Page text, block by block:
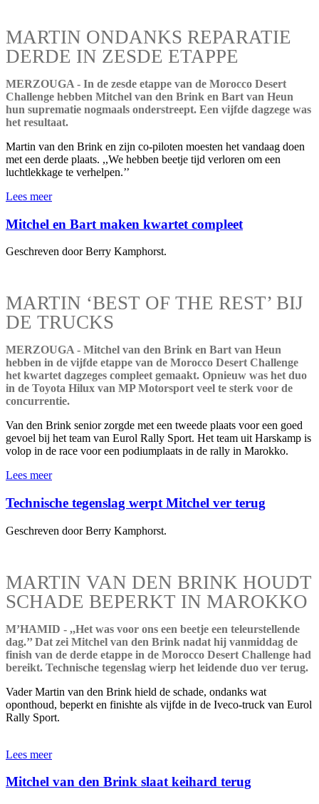
MARTIN ONDANKS REPARATIE
DERDE IN ZESDE ETAPPE
MERZOUGA - In de zesde etappe van de Morocco Desert
Challenge hebben Mitchel van den Brink en Bart van Heun
hun suprematie nogmaals onderstreept. Een vijfde dagzege was
het resultaat.
Martin van den Brink en zijn co-piloten moesten het vandaag doen
met een derde plaats. ,,We hebben beetje tijd verloren om een
luchtlekkage te verhelpen.’’
Lees meer
Mitchel en Bart maken kwartet compleet
Geschreven door Berry Kamphorst.
MARTIN ‘BEST OF THE REST’ BIJ
DE TRUCKS
MERZOUGA - Mitchel van den Brink en Bart van Heun
hebben in de vijfde etappe van de Morocco Desert Challenge
het kwartet dagzeges compleet gemaakt. Opnieuw was het duo
in de Toyota Hilux van MP Motorsport veel te sterk voor de
concurrentie.
Van den Brink senior zorgde met een tweede plaats voor een goed
gevoel bij het team van Eurol Rally Sport. Het team uit Harskamp is
volop in de race voor een podiumplaats in de rally in Marokko.
Lees meer
Technische tegenslag werpt Mitchel ver terug
Geschreven door Berry Kamphorst.
MARTIN VAN DEN BRINK HOUDT
SCHADE BEPERKT IN MAROKKO
M’HAMID - ,,Het was voor ons een beetje een teleurstellende
dag.’’ Dat zei Mitchel van den Brink nadat hij vanmiddag de
finish van de derde etappe in de Morocco Desert Challenge had
bereikt. Technische tegenslag wierp het leidende duo ver terug.
Vader Martin van den Brink hield de schade, ondanks wat
oponthoud, beperkt en finishte als vijfde in de Iveco-truck van Eurol
Rally Sport.
Lees meer
Mitchel van den Brink slaat keihard terug